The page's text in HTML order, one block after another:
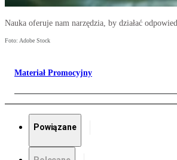
Nauka oferuje nam narzędzia, by działać
Foto: Adobe Stock
Materiał Promocyjny
Powiązane